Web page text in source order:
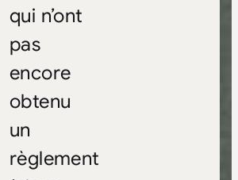
qui n’ont
pas
encore
obtenu
un
règlement